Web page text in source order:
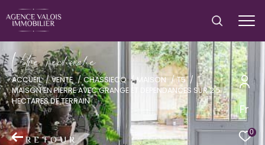
Fr
0
Vore recece
ACCUEIL VENTE CHASSIECQ MAISON
T5
MAISON EN PIERRE AVEC GRANGE ET DEPENDANCES SUR 2 5
HECTARES DE TERRAIN
RETOUR